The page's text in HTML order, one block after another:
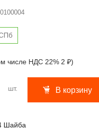
числе НДС 22% 2 ₽)
шт. В корзину
Шайба